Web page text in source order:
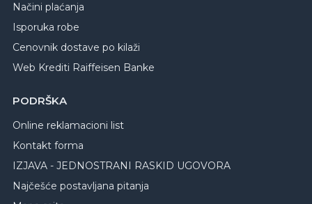
Načini plaćanja
Isporuka robe
Cenovnik dostave po kilaži
Web Krediti Raiffeisen Banke
PODRŠKA
Online reklamacioni list
Kontakt forma
IZJAVA - JEDNOSTRANI RASKID UGOVORA
Najčešće postavljana pitanja